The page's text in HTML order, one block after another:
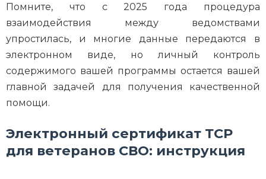
Помните, что с 2025 года процедура
взаимодействия между ведомствами
упростилась, и многие данные передаются в
электронном виде, но личный контроль
содержимого вашей программы остается вашей
главной задачей для получения качественной
помощи.
Электронный сертификат ТСР
для ветеранов СВО: инструкция